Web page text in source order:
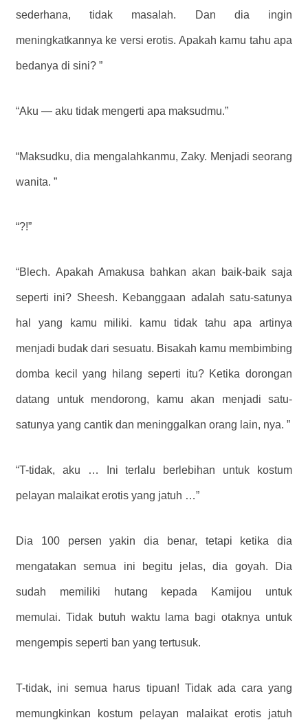
sederhana, tidak masalah. Dan dia ingin
meningkatkannya ke versi erotis. Apakah kamu tahu apa
bedanya di sini? ”
“Aku — aku tidak mengerti apa maksudmu.”
“Maksudku, dia mengalahkanmu, Zaky. Menjadi seorang
wanita. ”
“?!”
“Blech. Apakah Amakusa bahkan akan baik-baik saja
seperti ini? Sheesh. Kebanggaan adalah satu-satunya
hal yang kamu miliki. kamu tidak tahu apa artinya
menjadi budak dari sesuatu. Bisakah kamu membimbing
domba kecil yang hilang seperti itu? Ketika dorongan
datang untuk mendorong, kamu akan menjadi satu-
satunya yang cantik dan meninggalkan orang lain, nya. ”
“T-tidak, aku … Ini terlalu berlebihan untuk kostum
pelayan malaikat erotis yang jatuh …”
Dia 100 persen yakin dia benar, tetapi ketika dia
mengatakan semua ini begitu jelas, dia goyah. Dia
sudah memiliki hutang kepada Kamijou untuk
memulai. Tidak butuh waktu lama bagi otaknya untuk
mengempis seperti ban yang tertusuk.
T-tidak, ini semua harus tipuan! Tidak ada cara yang
memungkinkan kostum pelayan malaikat erotis jatuh